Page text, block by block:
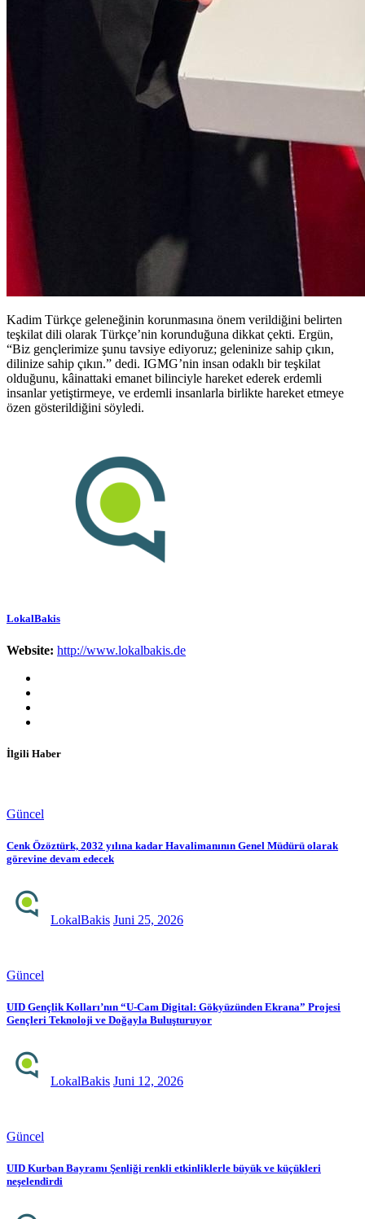
Kadim Türkçe geleneğinin korunmasına önem verildiğini belirten
teşkilat dili olarak Türkçe’nin korunduğuna dikkat çekti. Ergün,
“Biz gençlerimize şunu tavsiye ediyoruz; geleninize sahip çıkın,
dilinize sahip çıkın.” dedi. IGMG’nin insan odaklı bir teşkilat
olduğunu, kâinattaki emanet bilinciyle hareket ederek erdemli
insanlar yetiştirmeye, ve erdemli insanlarla birlikte hareket etmeye
özen gösterildiğini söyledi.
LokalBakis
Website: http://www.lokalbakis.de
İlgili Haber
Güncel
Cenk Özöztürk, 2032 yılına kadar Havalimanının Genel Müdürü olarak
görevine devam edecek
LokalBakis Juni 25, 2026
Güncel
UID Gençlik Kolları’nın “U-Cam Digital: Gökyüzünden Ekrana” Projesi
Gençleri Teknoloji ve Doğayla Buluşturuyor
LokalBakis Juni 12, 2026
Güncel
UID Kurban Bayramı Şenliği renkli etkinliklerle büyük ve küçükleri
neşelendirdi